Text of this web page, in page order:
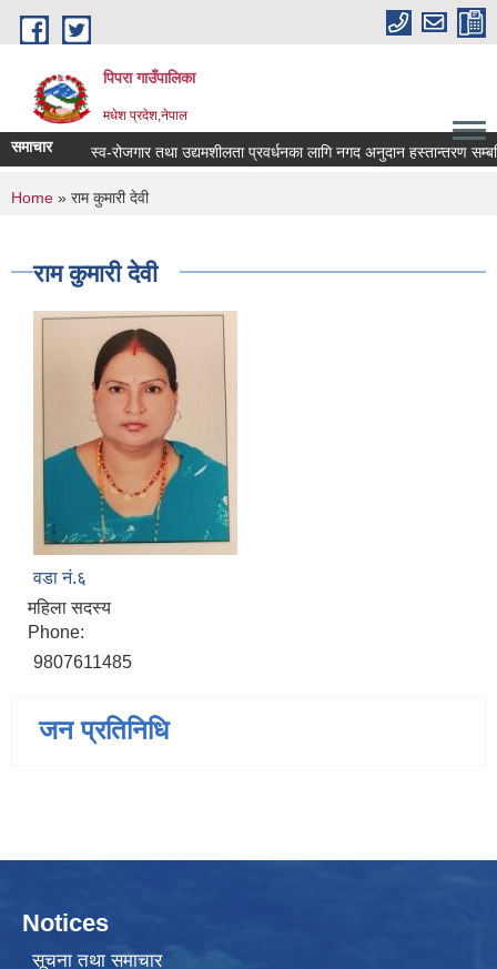
Skip to main content
पिपरा गाउँपालिका
मधेश प्रदेश,नेपाल
समाचार स्व-रोजगार तथा उद्यमशीलता प्रवर्धनका लागि नगद अनुदान हस्तान्तरण
You are here
Home » राम कुमारी देवी
राम कुमारी देवी
वडा नं.६
महिला सदस्य
Phone:
9807611485
जन प्रतिनिधि
Notices
सूचना तथा समाचार